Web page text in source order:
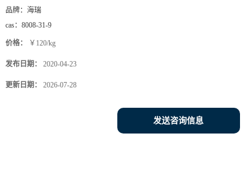
品牌： 海瑞
cas： 8008-31-9
价格： ￥120/kg
发布日期： 2020-04-23
更新日期： 2026-07-28
发送咨询信息